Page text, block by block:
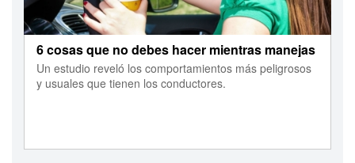
6 cosas que no debes hacer mientras manejas
Un estudio reveló los comportamientos más peligrosos
y usuales que tienen los conductores.